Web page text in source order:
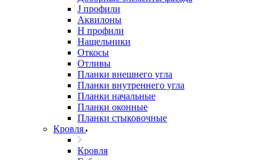
J профили
Аквилоны
Н профили
Нащельники
Откосы
Отливы
Планки внешнего угла
Планки внутреннего угла
Планки начальные
Планки оконные
Планки стыковочные
Кровля
Кровля